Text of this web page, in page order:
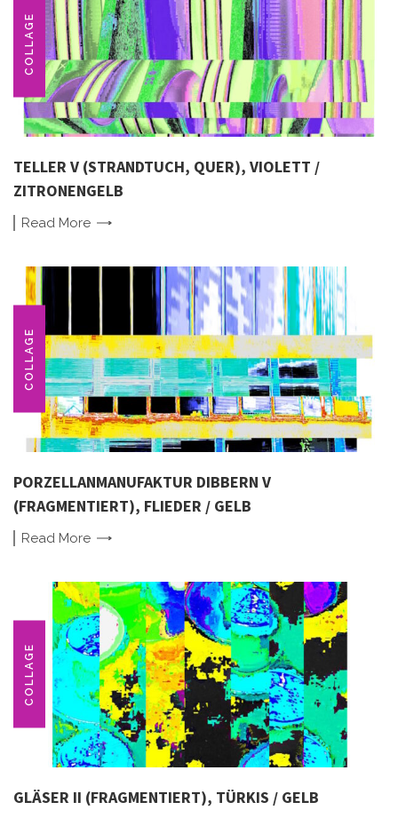
COLLAGE
TELLER V (STRANDTUCH, QUER), VIOLETT /
ZITRONENGELB
Read More
COLLAGE
PORZELLANMANUFAKTUR DIBBERN V
(FRAGMENTIERT), FLIEDER / GELB
Read More
COLLAGE
GLÄSER II (FRAGMENTIERT), TÜRKIS / GELB